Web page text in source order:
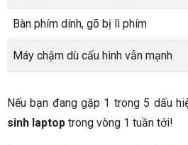
Bàn phím dính, gõ bị lì phím
Máy chậm dù cấu hình vẫn mạnh
Nếu bạn đang gặp 1 trong 5 dấu
sinh laptop trong vòng 1 tuần tới!